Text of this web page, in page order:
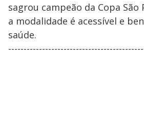
sagrou campeão da Copa São
a modalidade é acessível e
saúde.